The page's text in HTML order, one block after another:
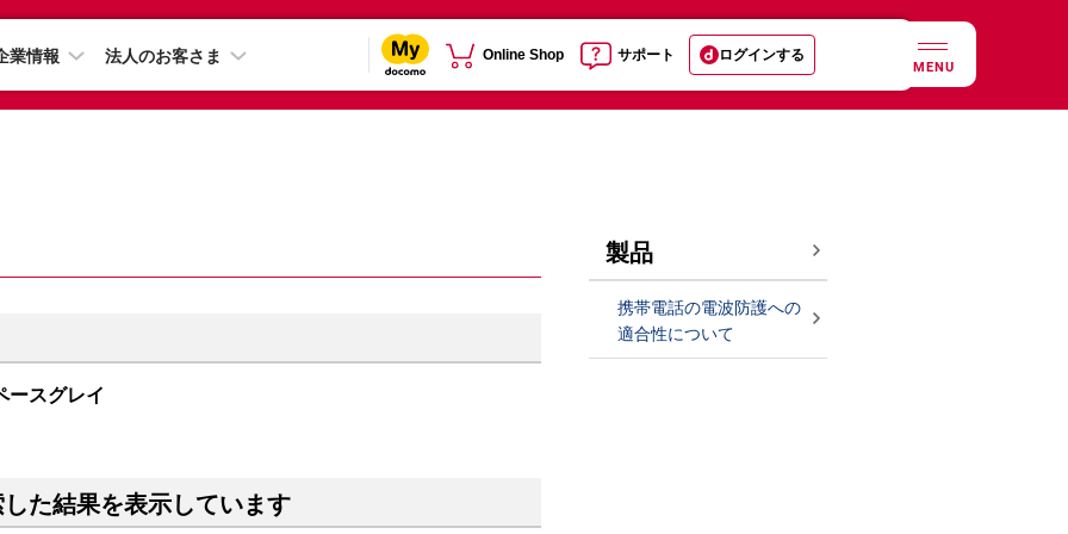
業情報 法人のお客さま Online Shop サポート ログインする
MENU
スグレイ
た結果を表示しています
製品
携帯電話の電波防護への
適合性について